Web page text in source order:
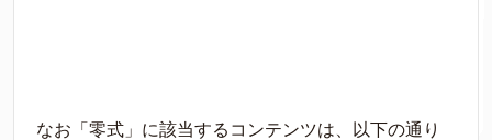
なお「零式」に該当するコンテンツは、以下の通り